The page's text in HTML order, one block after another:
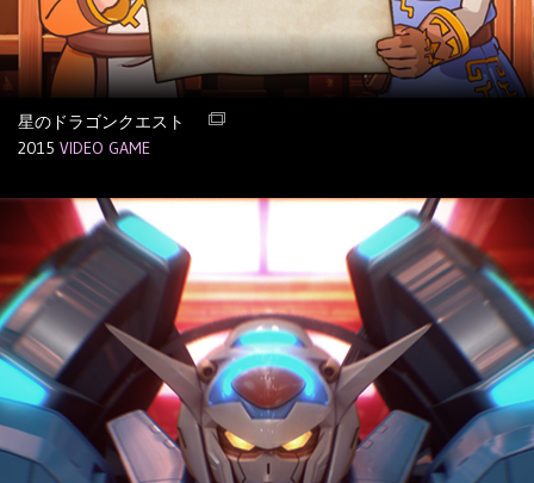
星のドラゴンクエスト
2015 VIDEO GAME